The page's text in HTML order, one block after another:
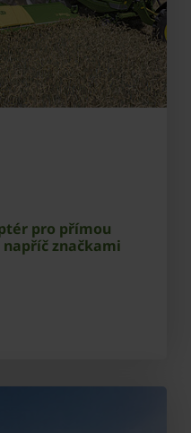
pro přímou
značkami